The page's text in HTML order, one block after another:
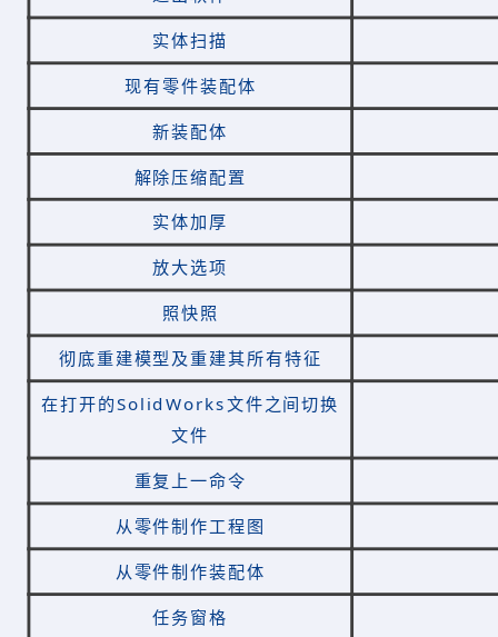
实体扫描
现有零件装配体
新装配体
解除压缩配置
实体加厚
放大选项
照快照
彻底重建模型及重建其所有特征
在打开的SolidWorks文件之间切换
文件
重复上一命令
从零件制作工程图
从零件制作装配体
任务窗格